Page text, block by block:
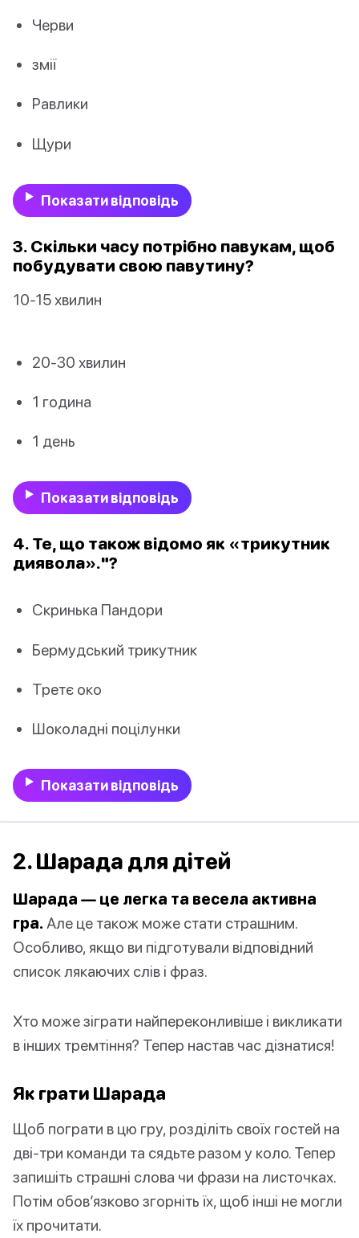
Черви
змії
Равлики
Щури
Показати відповідь
3. Скільки часу потрібно павукам, щоб
побудувати свою павутину?
10-15 хвилин
20-30 хвилин
1 година
1 день
Показати відповідь
4. Те, що також відомо як «трикутник
диявола»."?
Скринька Пандори
Бермудський трикутник
Третє око
Шоколадні поцілунки
Показати відповідь
2. Шарада для дітей
Шарада — це легка та весела активна
гра. Але це також може стати страшним.
Особливо, якщо ви підготували відповідний
список лякаючих слів і фраз.
Хто може зіграти найпереконливіше і викликати
в інших тремтіння? Тепер настав час дізнатися!
Як грати Шарада
Щоб пограти в цю гру, розділіть своїх гостей на
дві-три команди та сядьте разом у коло. Тепер
запишіть страшні слова чи фрази на листочках.
Потім обов’язково згорніть їх, щоб інші не могли
їх прочитати.